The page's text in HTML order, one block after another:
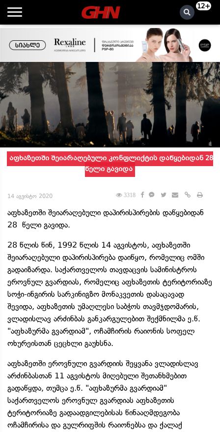
12+
აფხაზეთში შეიარაღებული კონფლიქტის დაწყებიდან 28
წელი გავიდა
14 აგვისტო 2020 3318
აფხაზეთში შეიარაღებული დაპირისპირების დაწყებიდან
28 წელი გავიდა.
28 წლის წინ, 1992 წლის 14 აგვისტოს, აფხაზეთში
შეიარაღებული დაპირისპირება დაიწყო, რომელიც ომში
გადაიზარდა. საქართველოს თავდაცვის სამინისტროს
ეროვნულ გვარდიას, რომელიც აფხაზეთის ტერიტორიაზე
სოჭი-ინგირის სარკინიგზო მონაკვეთის დასაცავად
შევიდა, აფხაზეთის უმაღლესი საბჭოს თავმჯდომარის,
ვლადისლავ არძინბას განკარგულებით შექმნილმა ე.წ.
"აფხაზურმა გვარდიამ", ოჩამჩირის რაიონის სოფელ
ოხურეისთან ცეცხლი გაუხსნა.
აფხაზეთში ეროვნული გვარდიის შეყვანა ვლადისლავ
არძინბასთან 11 აგვისტოს მიღებული შეთანხმებით
გადაწყდა, თუმცა ე.წ. "აფხაზურმა გვარდიამ"
საქართველოს ეროვნულ გვარდიას აფხაზეთის
ტერიტორიაზე გადაადგილებისას წინააღმდეგობა
ოჩამჩირისა და გულრიფშის რაიონებსა და ქალაქ